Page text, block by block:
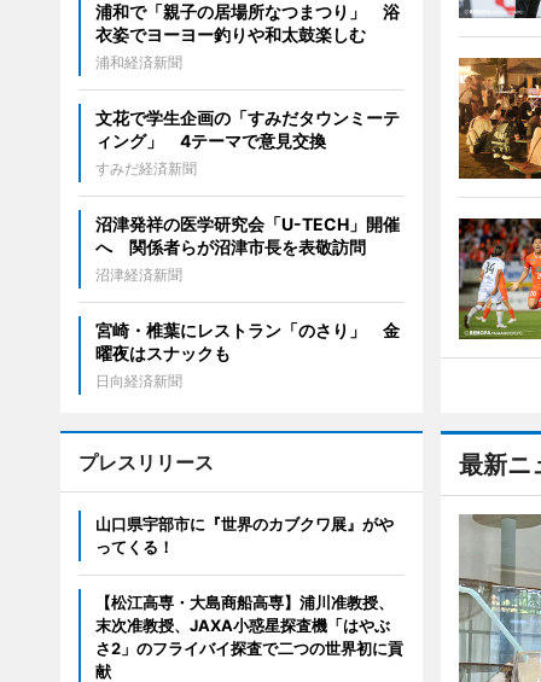
最新ニ
浦和で「親子の居場所なつまつり」 浴
衣姿でヨーヨー釣りや和太鼓楽しむ
浦和経済新聞
文花で学生企画の「すみだタウンミーテ
ィング」 4テーマで意見交換
すみだ経済新聞
沼津発祥の医学研究会「U-TECH」開催
へ 関係者らが沼津市長を表敬訪問
沼津経済新聞
宮崎・椎葉にレストラン「のさり」 金
曜夜はスナックも
日向経済新聞
プレスリリース
山口県宇部市に『世界のカブクワ展』がや
ってくる！
【松江高専・大島商船高専】浦川准教授、
末次准教授、JAXA小惑星探査機「はやぶ
さ2」のフライバイ探査で二つの世界初に貢
献